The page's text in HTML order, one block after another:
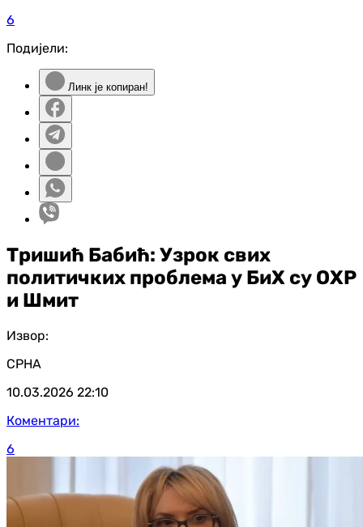
6
Подијели:
Линк је копиран!
Тришић Бабић: Узрок свих
политичких проблема у БиХ су ОХР
и Шмит
Извор:
СРНА
10.03.2026 22:10
Коментари:
6